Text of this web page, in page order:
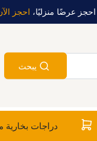
احجز عرضًا منزليًا، احجز
يبحث
دراجات بخارية